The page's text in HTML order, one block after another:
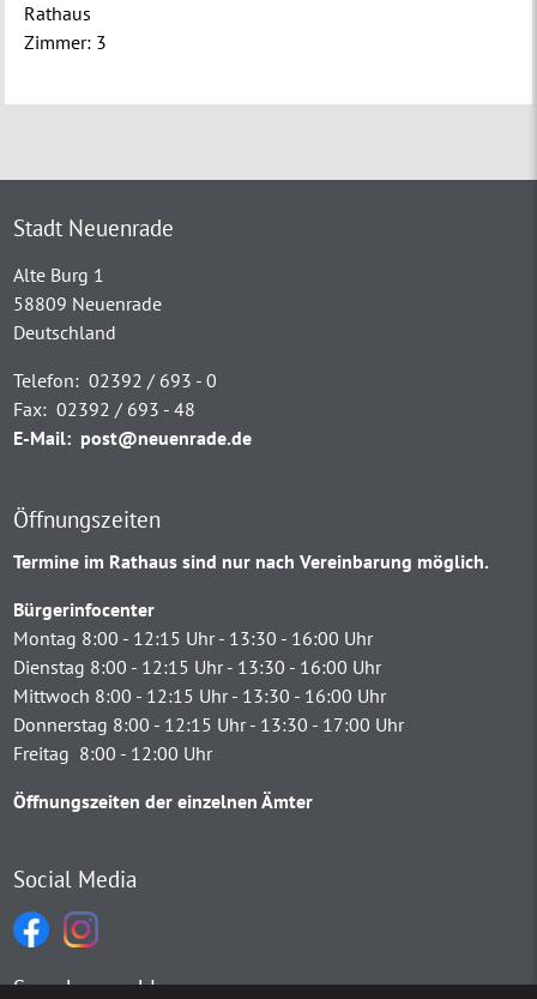
Rathaus
Zimmer: 3
Stadt Neuenrade
Alte Burg 1
58809 Neuenrade
Deutschland
Telefon: 02392 / 693 - 0
Fax: 02392 / 693 - 48
E-Mail: post@neuenrade.de
Öffnungszeiten
Termine im Rathaus sind nur nach Vereinbarung möglich.
Bürgerinfocenter
Montag 8:00 - 12:15 Uhr - 13:30 - 16:00 Uhr
Dienstag 8:00 - 12:15 Uhr - 13:30 - 16:00 Uhr
Mittwoch 8:00 - 12:15 Uhr - 13:30 - 16:00 Uhr
Donnerstag 8:00 - 12:15 Uhr - 13:30 - 17:00 Uhr
Freitag 8:00 - 12:00 Uhr
Öffnungszeiten der einzelnen Ämter
Social Media
Sprachauswahl